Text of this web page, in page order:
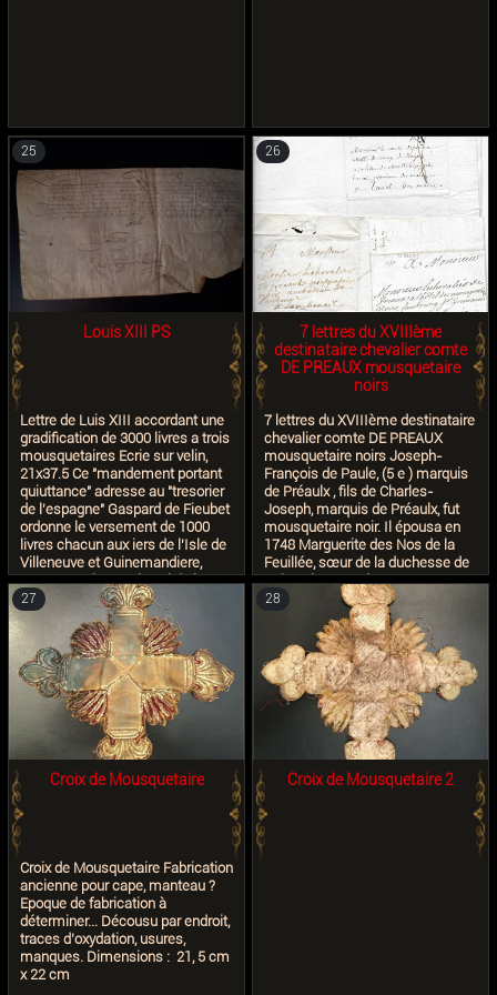
Louis XIII PS
Lettre de Luis XIII accordant une
gradification de 3000 livres a trois
mousquetaires Ecrie sur velin,
21x37.5 Ce "mandement portant
quiuttance" adresse au "tresorier
de l'espagne" Gaspard de Fieubet
ordonne le versement de 1000
livres chacun aux iers de l'Isle de
Villeneuve et Guinemandiere,
mousquetaires a cheval de la
garde du roi. Cette gratification
est donnee "en consideration de
lrur bons services et pour leur
donner moyen de continuer".
Peut-etre pour avoirbien rosse les
gardes du Cardinal. Le document
est exponee a exibition
"Mousquetaires!" a Paris 4-
7/2014 "Mousquetaires!"
Catalogue, p.66
25
7 lettres du XVIIIème
destinataire chevalier comte
DE PREAUX mousquetaire
noirs
7 lettres du XVIIIème destinataire
chevalier comte DE PREAUX
mousquetaire noirs Joseph-
François de Paule, (5 e ) marquis
de Préaulx , fils de Charles-
Joseph, marquis de Préaulx, fut
mousquetaire noir. Il épousa en
1748 Marguerite des Nos de la
Feuillée, sœur de la duchesse de
Saint-Aignan, puis en 1755
Catherine-Jeanne du Tertre de
Sancé (fille unique du marquis de
Sancé) qui lui apporta le château
de Mortiercrolles en Mayenne.
26
Croix de Mousquetaire
Croix de Mousquetaire Fabrication
ancienne pour cape, manteau ?
Epoque de fabrication à
déterminer... Décousu par endroit,
traces d’oxydation, usures,
manques. Dimensions : 21, 5 cm
x 22 cm
27
Croix de Mousquetaire 2
28